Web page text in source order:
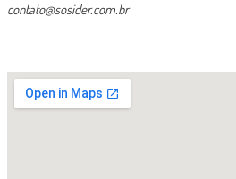
contato@sosider.com.br